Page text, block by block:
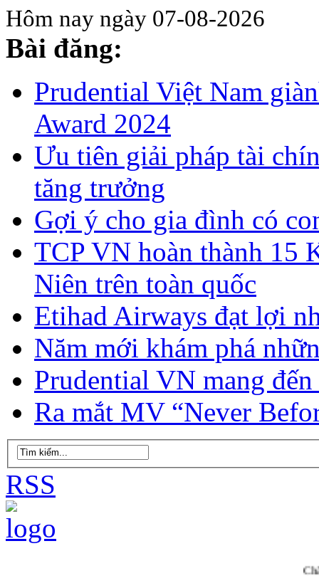
Hôm nay ngày 07-08-2026
Bài đăng:
Prudential Việt Nam
Award 2024
Ưu tiên giải pháp tài
tăng trưởng
Gợi ý cho gia đình có
TCP VN hoàn thành 15
Niên trên toàn quốc
Etihad Airways đạt lợi
Năm mới khám phá
Prudential VN mang
Ra mắt MV “Never
RSS
Chào mừng